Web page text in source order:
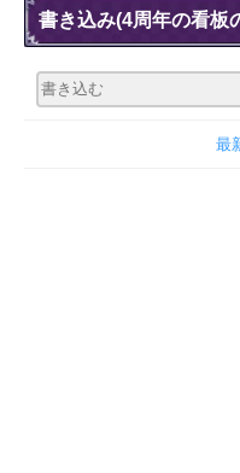
書き込み(4周年の看板
最